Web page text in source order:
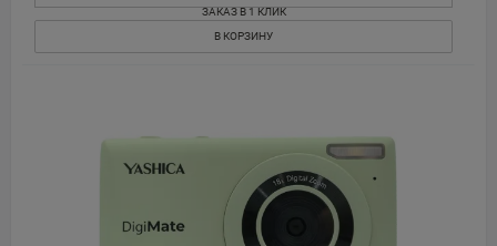
ЗАКАЗ В 1 КЛИК
В КОРЗИНУ